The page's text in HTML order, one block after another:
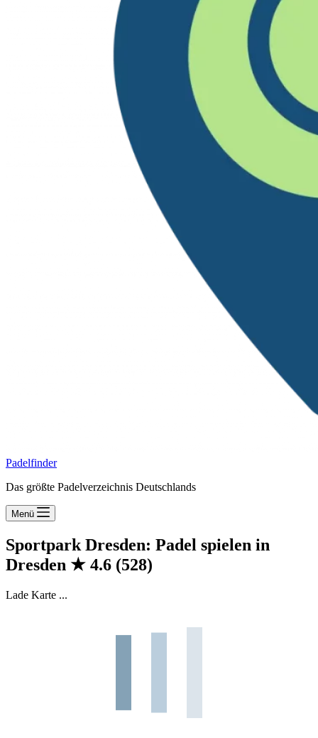
Padelfinder
Das größte Padelverzeichnis Deutschlands
Menü
Sportpark Dresden: Padel spielen in
Dresden ★ 4.6 (528)
Lade Karte ...